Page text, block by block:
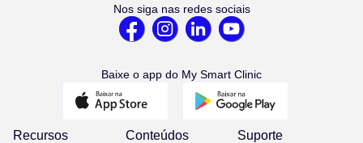
Nos siga nas redes sociais
Baixe o app do My Smart Clinic
Recursos Conteúdos Suporte